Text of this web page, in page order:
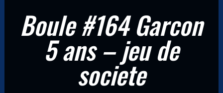
Boule #164 Garcon
5 ans – jeu de
societe